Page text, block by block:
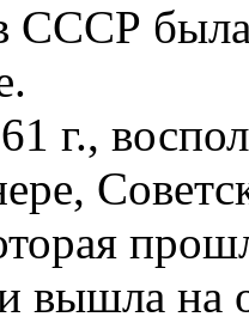
СССР
г.,
вышла на